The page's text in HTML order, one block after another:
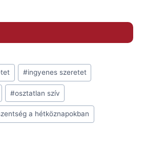
#ingyenes szeretet
#osztatlan szív
a hétköznapokban